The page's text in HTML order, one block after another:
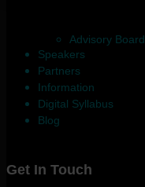
Advisory Board
Speakers
Partners
Information
Digital Syllabus
Blog
Get In Touch